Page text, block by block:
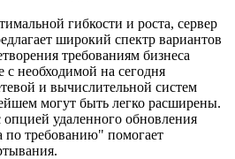
гибкости и роста, сервер
широкий спектр вариантов
требованиям бизнеса
с необходимой на сегодня
и вычислительной систем
могут быть легко расширены.
удаленного обновления
по требованию" помогает